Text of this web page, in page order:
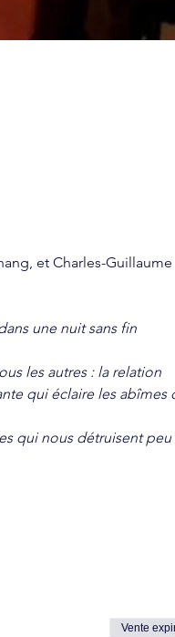
et Charles-Guillaume
une nuit sans fin
les autres : la relation
qui éclaire les abîmes
qui nous détruisent peu
Vente